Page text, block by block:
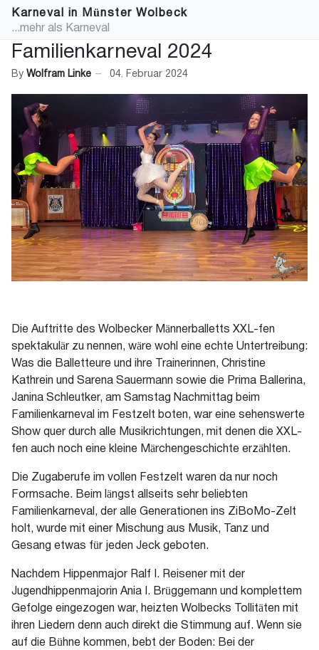
Karneval in Münster Wolbeck
...mehr als Karneval
Familienkarneval 2024
By Wolfram Linke 04. Februar 2024
Die Auftritte des Wolbecker Männerballetts XXL-fen
spektakulär zu nennen, wäre wohl eine echte Untertreibung:
Was die Balletteure und ihre Trainerinnen, Christine
Kathrein und Sarena Sauermann sowie die Prima Ballerina,
Janina Schleutker, am Samstag Nachmittag beim
Familienkarneval im Festzelt boten, war eine sehenswerte
Show quer durch alle Musikrichtungen, mit denen die XXL-
fen auch noch eine kleine Märchengeschichte erzählten.
Die Zugaberufe im vollen Festzelt waren da nur noch
Formsache. Beim längst allseits sehr beliebten
Familienkarneval, der alle Generationen ins ZiBoMo-Zelt
holt, wurde mit einer Mischung aus Musik, Tanz und
Gesang etwas für jeden Jeck geboten.
Nachdem Hippenmajor Ralf I. Reisener mit der
Jugendhippenmajorin Ania I. Brüggemann und komplettem
Gefolge eingezogen war, heizten Wolbecks Tollitäten mit
ihren Liedern denn auch direkt die Stimmung auf. Wenn sie
auf die Bühne kommen, bebt der Boden: Bei der